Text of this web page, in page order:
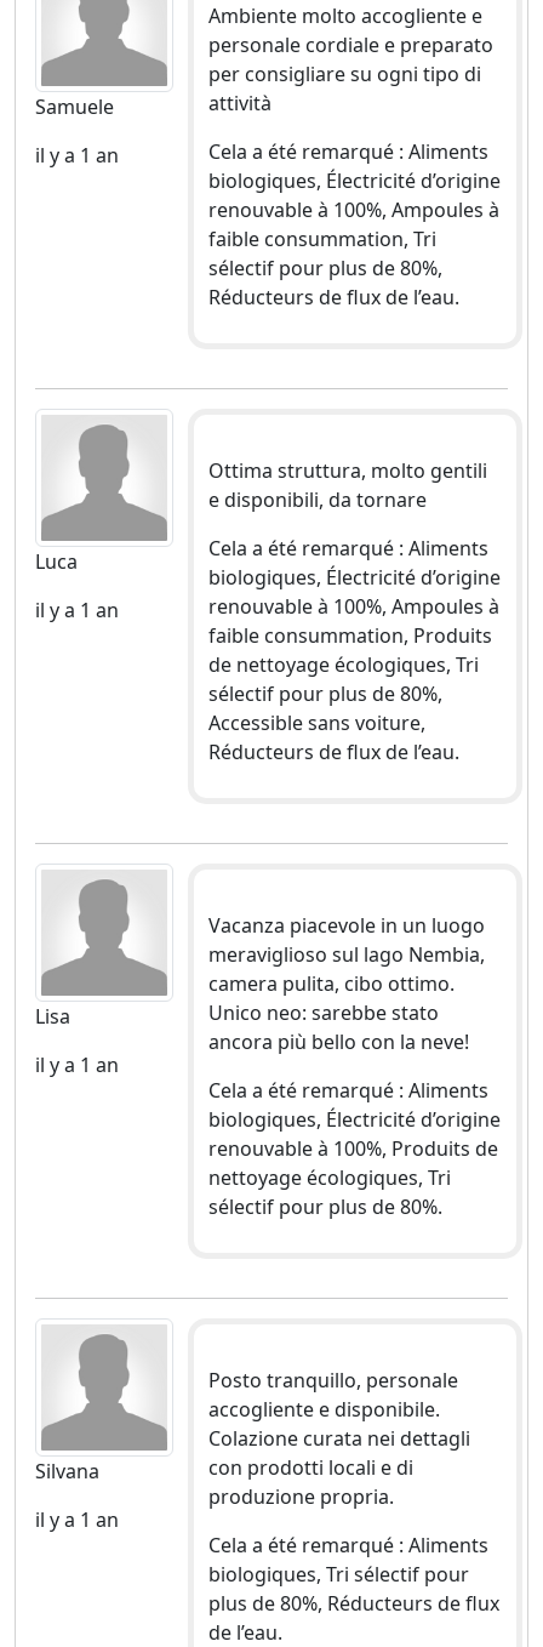
Samuele
il y a 1 an
Ambiente molto accogliente e
personale cordiale e preparato
per consigliare su ogni tipo di
attività
Cela a été remarqué : Aliments
biologiques, Électricité d’origine
renouvable à 100%, Ampoules à
faible consummation, Tri
sélectif pour plus de 80%,
Réducteurs de flux de l’eau.
Luca
il y a 1 an
Ottima struttura, molto gentili
e disponibili, da tornare
Cela a été remarqué : Aliments
biologiques, Électricité d’origine
renouvable à 100%, Ampoules à
faible consummation, Produits
de nettoyage écologiques, Tri
sélectif pour plus de 80%,
Accessible sans voiture,
Réducteurs de flux de l’eau.
Lisa
il y a 1 an
Vacanza piacevole in un luogo
meraviglioso sul lago Nembia,
camera pulita, cibo ottimo.
Unico neo: sarebbe stato
ancora più bello con la neve!
Cela a été remarqué : Aliments
biologiques, Électricité d’origine
renouvable à 100%, Produits de
nettoyage écologiques, Tri
sélectif pour plus de 80%.
Silvana
il y a 1 an
Posto tranquillo, personale
accogliente e disponibile.
Colazione curata nei dettagli
con prodotti locali e di
produzione propria.
Cela a été remarqué : Aliments
biologiques, Tri sélectif pour
plus de 80%, Réducteurs de flux
de l’eau.